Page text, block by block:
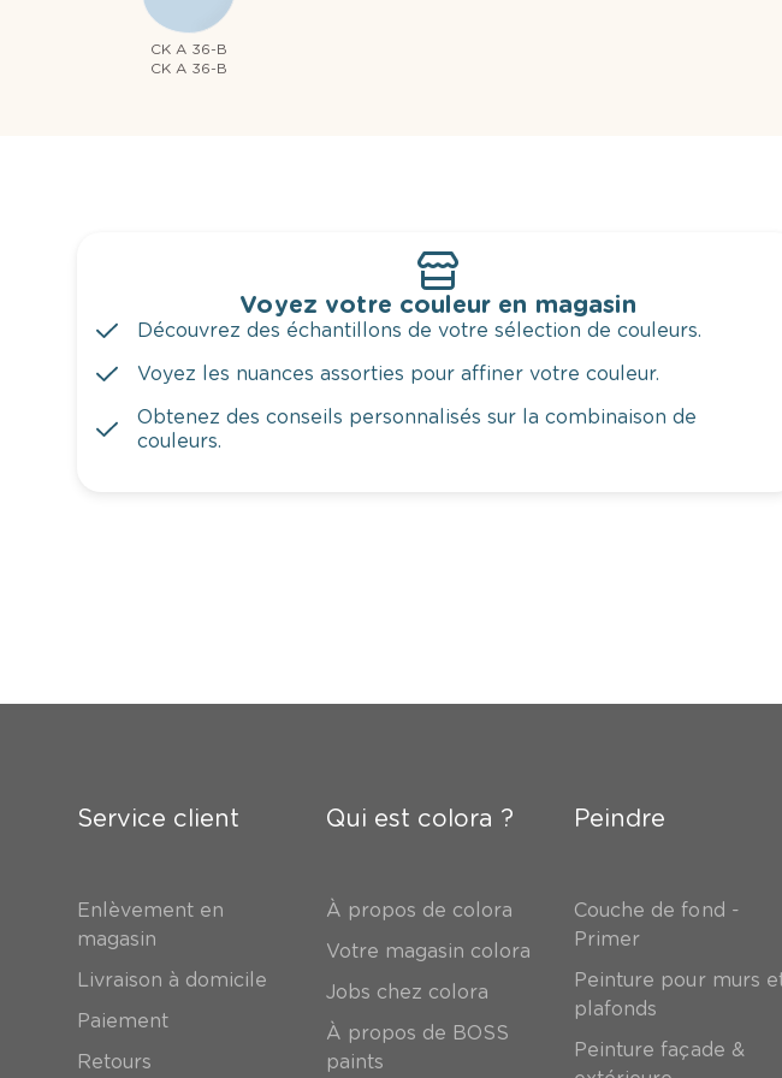
CK A 36-B
CK A 36-B
Voyez votre couleur en magasin
Découvrez des échantillons de votre sélection de couleurs.
Voyez les nuances assorties pour affiner votre couleur.
Obtenez des conseils personnalisés sur la combinaison de
couleurs.
Service client
Enlèvement en
magasin
Livraison à domicile
Paiement
Retours
Qui est colora ?
À propos de colora
Votre magasin colora
Jobs chez colora
À propos de BOSS
paints
Peindre
Couche de fond -
Primer
Peinture pour murs
plafonds
Peinture façade &